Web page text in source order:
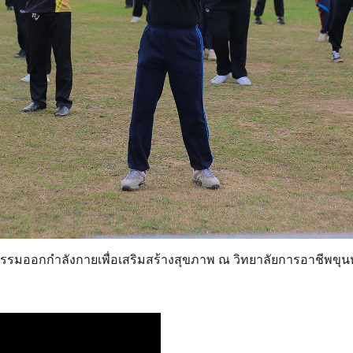
รมออกกำลังกายเพื่อเสริมสร้างสุขภาพ ณ วิทยาลัยการอาชีพขุ